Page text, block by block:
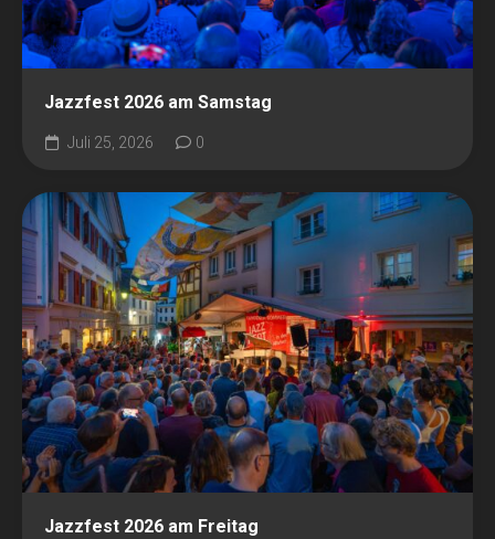
Jazzfest 2026 am Samstag
Juli 25, 2026 0
Jazzfest 2026 am Freitag